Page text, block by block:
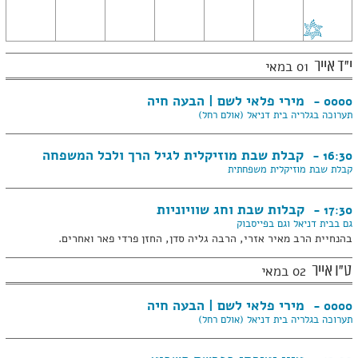
אירועים
בתאריך
במאי
2026י"ד אייר 01 במאי
0000 - מירי פלאי לשם | הבעה חיה
תערוכה בגלריה בית דניאל (אולם רחל)
16:30 - קבלת שבת מוזיקלית לגיל הרך ולכל המשפחה
קבלת שבת מוזיקלית משפחתית
17:30 - קבלות שבת וחג שוויוניות
גם בבית דניאל וגם בפייסבוק
בהנחיית הרב מאיר אזרי, הרבה גליה סדן, החזן פרדי פאר ואחרים.
ט"ו אייר 02 במאי
0000 - מירי פלאי לשם | הבעה חיה
תערוכה בגלריה בית דניאל (אולם רחל)